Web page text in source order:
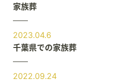
家族葬
2023.04.6
千葉県での家族葬
2022.09.24